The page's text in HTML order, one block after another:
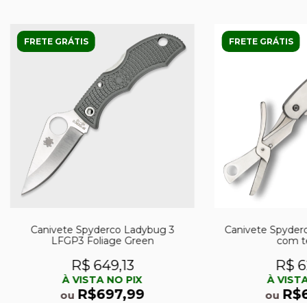
FRETE GRÁTIS
Canivete Spyderco Ladybug 3
LFGP3 Foliage Green
R$ 649,13
À VISTA NO PIX
ou R$697,99
FRETE GRÁTIS
Canivete
com
R$
À
ou